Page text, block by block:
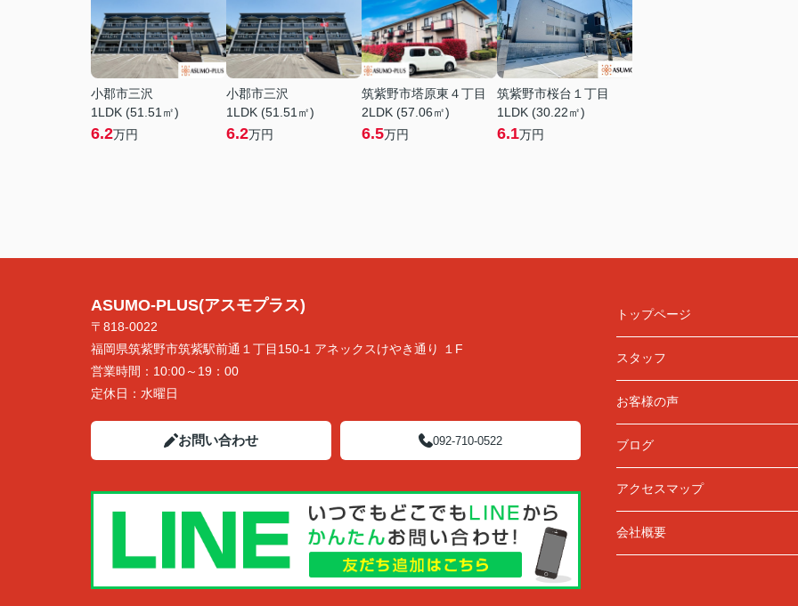
小郡市三沢
1LDK (51.51㎡)
6.2万円
小郡市三沢
1LDK (51.51㎡)
6.2万円
筑紫野市塔原東４丁目
2LDK (57.06㎡)
6.5万円
筑紫野市桜台１丁目
1LDK (30.22㎡)
6.1万円
ASUMO-PLUS(アスモプラス)
〒818-0022
福岡県筑紫野市筑紫駅前通１丁目150-1 アネックスけやき通り １F
営業時間： 10:00～19：00
定休日： 水曜日
お問い合わせ 092-710-0522
トップページ
スタッフ
お客様の声
ブログ
アクセスマップ
会社概要